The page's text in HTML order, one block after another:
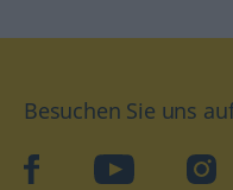
Besuchen Sie uns
facebookYouTube